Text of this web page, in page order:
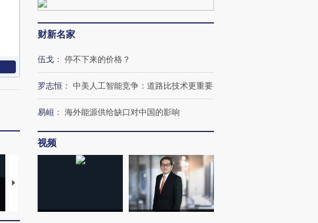
马航飞行员跨国走私7万
视线｜被称为“蟑螂”的印
度Z世代 用街头抗争将教
育部长拱下台
机”？难民潮撕裂西班牙
飞地休达
财新名家
伍戈 ： 停不下来的价格？
罗志恒 ： 中美人工智能竞争：道路比技术更重要
易峘 ： 海外能源供给缺口对中国的影响
视频